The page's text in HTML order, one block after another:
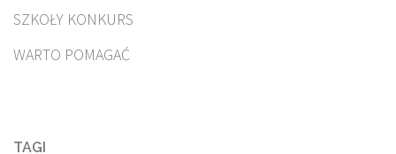
SZKOŁY KONKURS
WARTO POMAGAĆ
TAGI